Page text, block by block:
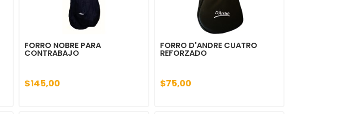
FORRO NOBRE PARA
CONTRABAJO
$145,00
FORRO D'ANDRE CUATRO
REFORZADO
$75,00